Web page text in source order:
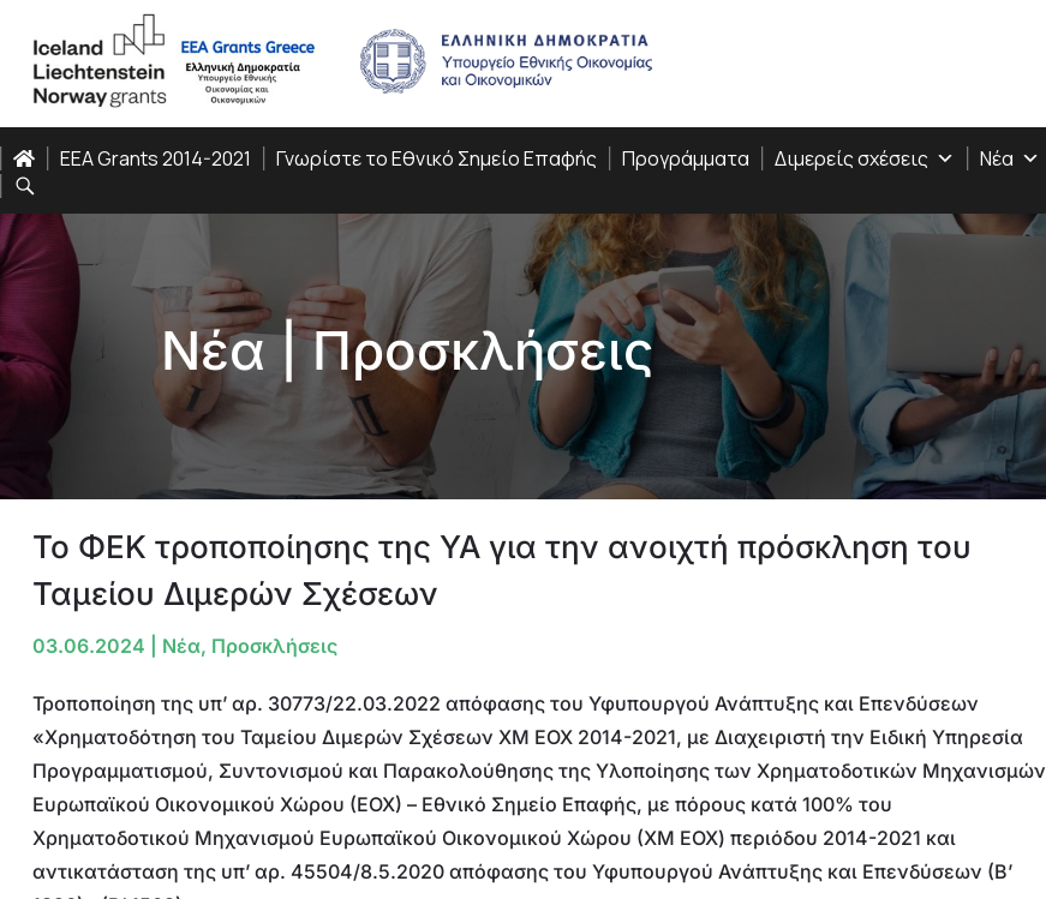
EEA Grants 2014-2021 Γνωρίστε το Εθνικό Σημείο Επαφής Προγράμματα Διμερείς σχέσεις Νέα
Νέα|Προσκλήσεις
Το ΦΕΚ τροποποίησης της ΥΑ για την ανοιχτή πρόσκληση του
Ταμείου Διμερών Σχέσεων
03.06.2024 Νέα, Προσκλήσεις
Τροποποίηση της υπ’ αρ. 30773/22.03.2022 απόφασης του Υφυπουργού Ανάπτυξης και Επενδύσεων
«Χρηματοδότηση του Ταμείου Διμερών Σχέσεων ΧΜ ΕΟΧ 2014-2021, με Διαχειριστή την Ειδική Υπηρεσία
Προγραμματισμού, Συντονισμού και Παρακολούθησης της Υλοποίησης των Χρηματοδοτικών Μηχανισμών
Ευρωπαϊκού Οικονομικού Χώρου (ΕΟΧ) – Εθνικό Σημείο Επαφής, με πόρους κατά 100% του
Χρηματοδοτικού Μηχανισμού Ευρωπαϊκού Οικονομικού Χώρου (ΧΜ ΕΟΧ) περιόδου 2014-2021 και
αντικατάσταση της υπ’ αρ. 45504/8.5.2020 απόφασης του Υφυπουργού Ανάπτυξης και Επενδύσεων (Β’